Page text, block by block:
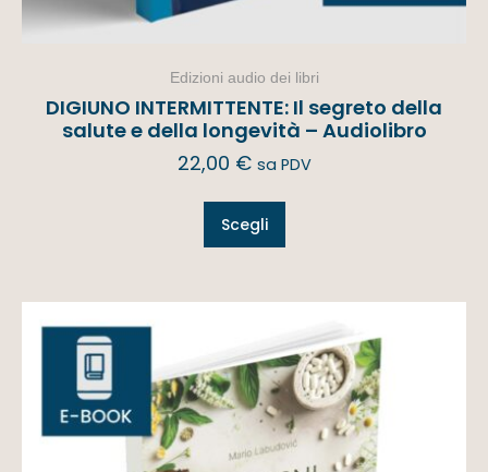
Edizioni audio dei libri
DIGIUNO INTERMITTENTE: Il segreto della
salute e della longevità – Audiolibro
22,00 € sa PDV
Scegli